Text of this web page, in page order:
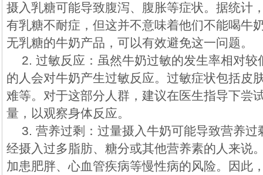
摄入乳糖可能导致腹泻、腹胀等症状。据统计
有乳糖不耐症，但这并不意味着他们不能喝牛
无乳糖的牛奶产品，可以有效避免这一问题。
2. 过敏反应：虽然牛奶过敏的发生率相对较
的人会对牛奶产生过敏反应。过敏症状包括皮
难等。对于这部分人群，建议在医生指导下尝
量，以观察身体反应。
3. 营养过剩：过量摄入牛奶可能导致营养过
经摄入过多脂肪、糖分或其他营养素的人来说
加患肥胖、心血管疾病等慢性病的风险。因此